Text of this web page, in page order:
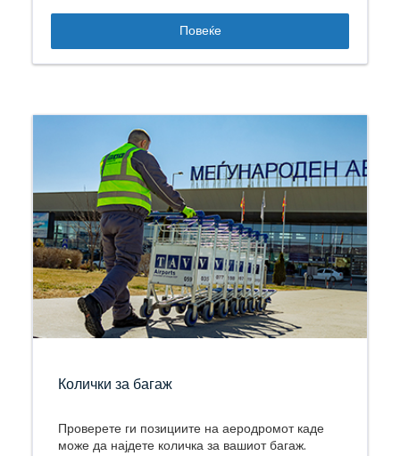
Повеќе
Колички за багаж
Проверете ги позициите на аеродромот каде
може да најдете количка за вашиот багаж.